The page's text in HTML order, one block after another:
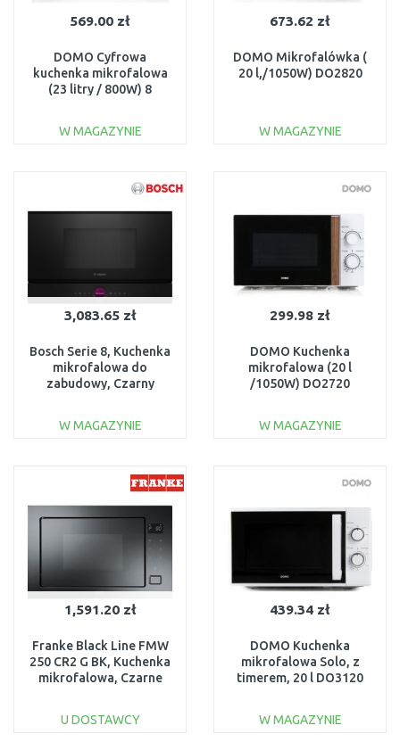
569.00 zł
DOMO Cyfrowa
kuchenka mikrofalowa
(23 litry / 800W) 8
W MAGAZYNIE
Do porównania
673.62 zł
DOMO Mikrofalówka (
20 l,/1050W) DO2820
W MAGAZYNIE
Do porównania
3,083.65 zł
Bosch Serie 8, Kuchenka
mikrofalowa do
zabudowy, Czarny
W MAGAZYNIE
Do porównania
299.98 zł
DOMO Kuchenka
mikrofalowa (20 l
/1050W) DO2720
W MAGAZYNIE
Do porównania
1,591.20 zł
Franke Black Line FMW
250 CR2 G BK, Kuchenka
mikrofalowa, Czarne
U DOSTAWCY
439.34 zł
DOMO Kuchenka
mikrofalowa Solo, z
timerem, 20 l DO3120
W MAGAZYNIE